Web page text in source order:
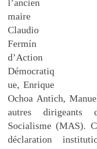
l’ancien
maire
Claudio
Fermín
d’Action
Démocratiq
ue, Enrique
Ochoa Antich,
autres dirigeants
Socialisme (MAS).
déclaration